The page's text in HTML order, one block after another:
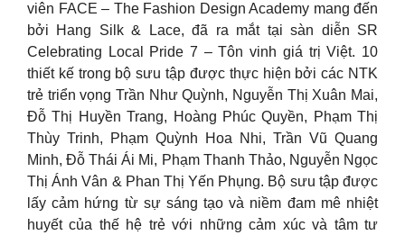
viên FACE – The Fashion Design Academy mang đến
bởi Hang Silk & Lace, đã ra mắt tại sàn diễn SR
Celebrating Local Pride 7 – Tôn vinh giá trị Việt. 10
thiết kế trong bộ sưu tập được thực hiện bởi các NTK
trẻ triển vọng Trần Như Quỳnh, Nguyễn Thị Xuân Mai,
Đỗ Thị Huyền Trang, Hoàng Phúc Quyền, Phạm Thị
Thùy Trinh, Phạm Quỳnh Hoa Nhi, Trần Vũ Quang
Minh, Đỗ Thái Ái Mi, Phạm Thanh Thảo, Nguyễn Ngọc
Thị Ánh Vân & Phan Thị Yến Phụng. Bộ sưu tập được
lấy cảm hứng từ sự sáng tạo và niềm đam mê nhiệt
huyết của thế hệ trẻ với những cảm xúc và tâm tư